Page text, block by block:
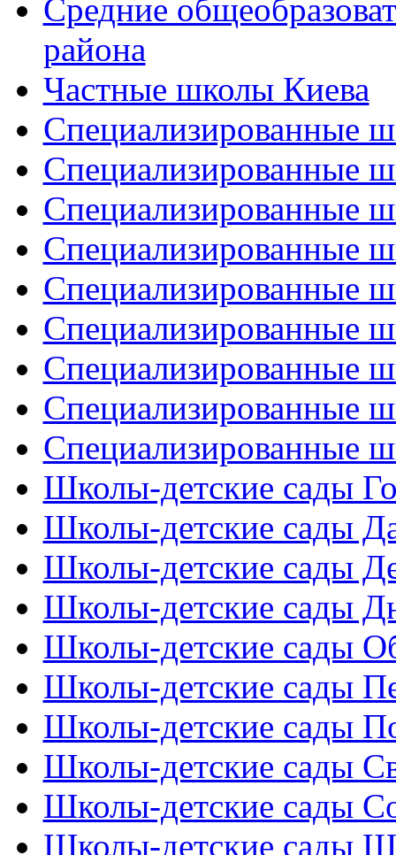
Средние
района
Частные школы Киева
Специализированные
Специализированные
Специализированные
Специализированные
Специализированные
Специализированные
Специализированные
Специализированные
Специализированные
Школы-детские сады
Школы-детские сады
Школы-детские сады
Школы-детские сады
Школы-детские сады
Школы-детские сады
Школы-детские сады
Школы-детские сады
Школы-детские сады
Школы-детские сады